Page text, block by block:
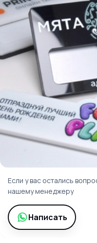
Если у вас остались
нашему менеджеру
Написать